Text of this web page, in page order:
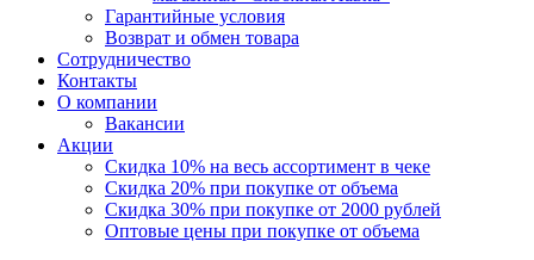
Гарантийные условия
Возврат и обмен товара
Сотрудничество
Контакты
О компании
Вакансии
Акции
Скидка 10% на весь ассортимент в чеке
Скидка 20% при покупке от объема
Скидка 30% при покупке от 2000 рублей
Оптовые цены при покупке от объема